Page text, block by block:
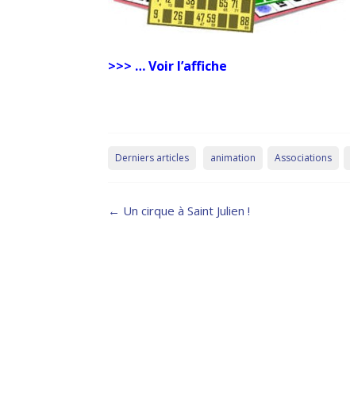
>>> … Voir l’affiche
Derniers articles animation Associations
Post
← Un cirque à Saint Julien !